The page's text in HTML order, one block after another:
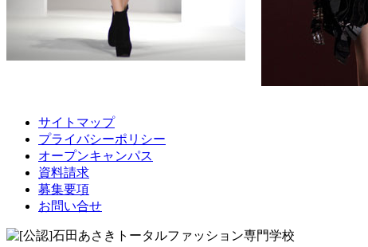
サイトマップ
プライバシーポリシー
オープンキャンパス
資料請求
募集要項
お問い合せ